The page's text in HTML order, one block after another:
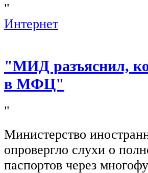
"
Интернет
"МИД разъяснил,
в МФЦ"
"
Министерство
опровергло слухи о
паспортов через